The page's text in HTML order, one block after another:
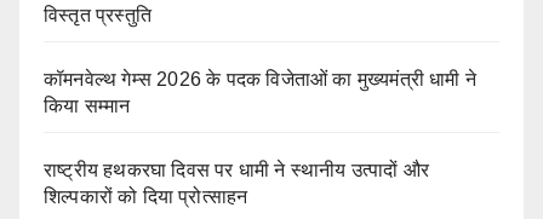
विस्तृत प्रस्तुति
कॉमनवेल्थ गेम्स 2026 के पदक विजेताओं का मुख्यमंत्री धामी ने
किया सम्मान
राष्ट्रीय हथकरघा दिवस पर धामी ने स्थानीय उत्पादों और
शिल्पकारों को दिया प्रोत्साहन